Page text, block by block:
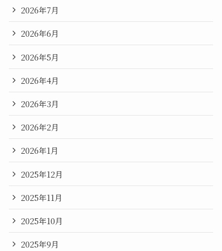
2026年7月
2026年6月
2026年5月
2026年4月
2026年3月
2026年2月
2026年1月
2025年12月
2025年11月
2025年10月
2025年9月